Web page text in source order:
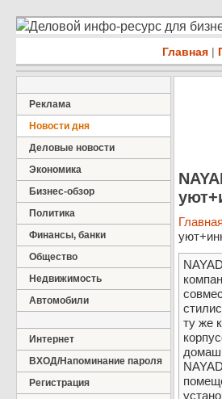
Деловой инфо-ресурс для
Главная |
Реклама
Новости дня
Деловые новости
Экономика
Бизнес-обзор
Политика
Финансы, банки
Общество
Недвижимость
Автомобили
Интернет
ВХОД/Напоминание пароля
Регистрация
Главная
ту же